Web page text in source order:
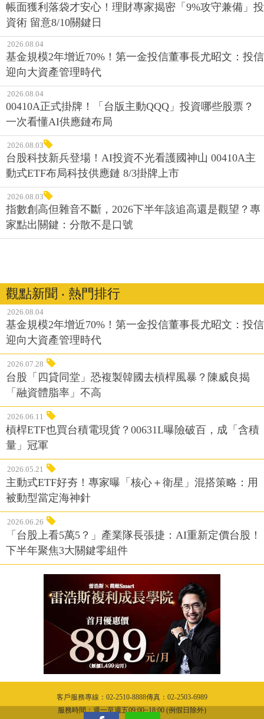
帳面獲利落袋才安心！理財專家揭密「9%攻守兼備」投
資術 留意8/10關鍵日
2026.08.04
基金規模2年增近70%！第一金投信董事長尤昭文：投信
迎向大資產管理時代
2026.08.04
00410A正式掛牌！「台版主動QQQ」投資哪些股票？
一次看懂AI供應鏈布局
2026.08.03
台股科技新兵登場！AI投資不光看護國神山 00410A主
動式ETF布局科技供應鏈 8/3掛牌上市
2026.08.03
指數創高但雜音不斷，2026下半年該追高還是觀望？專
家點出關鍵：分散不是口號
觀點新聞 ‧ 熱門排行
2026.08.04
基金規模2年增近70%！第一金投信董事長尤昭文：投信
迎向大資產管理時代
2026.07.28
台股「四貸同堂」恐複製韓國去槓桿風暴？陳威良揭
「融資體脂率」不高
2026.06.11
槓桿ETF也買台積電現貨？00631L曝險破百，成「含積
量」冠軍
2026.05.21
主動式ETF好夯！專家曝「核心＋衛星」混搭策略：用
被動型當定海神針
2026.06.26
「台股上看5萬5？」產業隊長張捷：AI重新定價台股！
下半年聚焦3大關鍵零組件
客戶服務專線：02-2510-8888傳真：02-2503-6989
服務時間：週一至週五09:00~18:00 (例假日除外)